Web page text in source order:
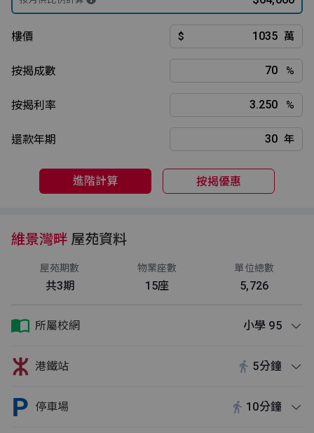
樓價 $ 萬
按揭成數 %
按揭利率 %
還款年期 年
進階計算 按揭優惠
維景灣畔 屋苑資料
屋苑期數
共3期
物業座數
15座
單位總數
5,726
所屬校網 小學 95
港鐵站 5分鐘
停車場 10分鐘